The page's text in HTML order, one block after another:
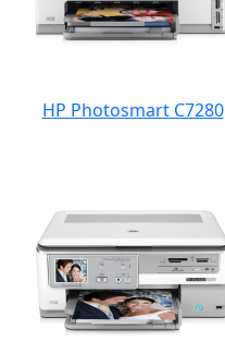
HP Photosmart C7280